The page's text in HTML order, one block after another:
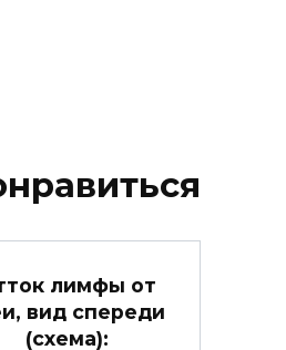
лимфы от
вид спереди
(схема):